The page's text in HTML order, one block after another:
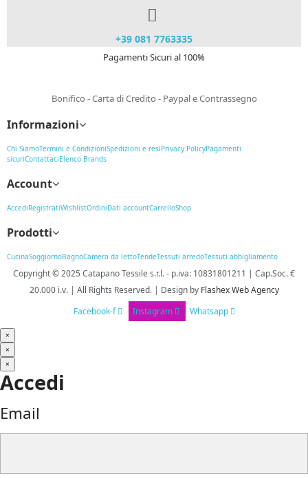
+39 081 7763335
Pagamenti Sicuri al 100%
Bonifico - Carta di Credito - Paypal e Contrassegno
Informazioni
Chi SiamoTermini e CondizioniSpedizioni e resiPrivacy PolicyPagamenti
sicuriContattaciElenco Brands
Account
AccediRegistratiWishlistOrdiniDati accountCarrelloShop
Prodotti
CucinaSoggiornoBagnoCamera da lettoTendeTessuti arredoTessuti abbigliamento
Copyright © 2025 Catapano Tessile s.r.l.- p.iva: 10831801211 | Cap.Soc. €
20.000 i.v. | All Rights Reserved. | Designby Flashex Web Agency
Facebook-f
Instagram Whatsapp
×
×
×
Accedi
Email